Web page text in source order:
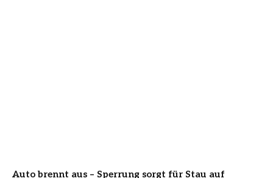
Auto brennt aus – Sperrung sorgt für Stau auf